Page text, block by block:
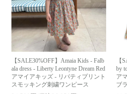
【松坂屋名古屋店 AW25 POP UP SHOP
ご来場ありがとうございました
【西宮阪急 AW24 POP UP SHOP
ご来場ありがとうございました
【博多阪急 POP UP SHOP】
ご来場ありがとうございました
【 日本橋三越本店 AW23 POP UP SHOP】
ご来場ありがとうございました
英国「クイーンズアワード2022」受賞
【SALE30%OFF】Amaia Kids - Falb
ala dress - Liberty Leontyne Dream Red
アマイアキッズ - リバティプリント
スモッキング刺繍ワンピース
【
by
ア
ブ